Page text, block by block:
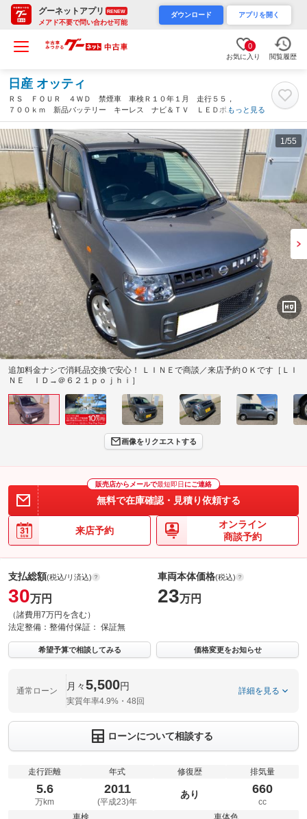
グーネットアプリ RENEW
メアド不要で問い合わせ可能
ダウンロード アプリを開く
0
お気に入り 閲覧履歴
日産 オッティ
ＲＳ ＦＯＵＲ ４ＷＤ 禁煙車 車検Ｒ１０年１月 走行５５，
７００ｋｍ 新品バッテリー キーレス ナビ＆ＴＶ ＬＥＤポジ
ション＆ルームランプ＆ナンバー灯 ＨＩＤヘッドライト シート
ヒーター 寒冷地仕様車（石川県）
もっと見る
1 /55
追加料金ナシで消耗品交換で安心！ ＬＩＮＥで商談／来店予約ＯＫです［ＬＩ
ＮＥ ＩＤ→＠６２１ｐｏｊｈｉ］
画像をリクエストする
販売店からメールで最短即日 にご連絡
無料で在庫確認・見積り依頼する
来店予約
オンライン
商談予約
支払総額(税込/リ済込)
30万円
（諸費用7万円を含む）
車両本体価格(税込)
23万円
法定整備： 整備付保証： 保証無
希望予算で相談してみる 価格変更をお知らせ
通常ローン 月々5,500円
実質年率4.9%・48回
詳細を見る
ローンについて相談する
走行距離
5.6
万km
年式
2011
(平成23)年
修復歴
あり
排気量
660
cc
車検
車体色